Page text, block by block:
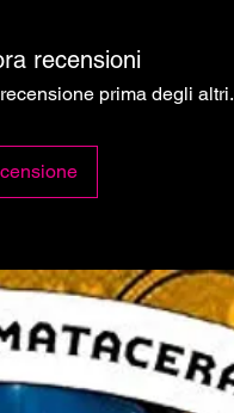
recensioni
prima degli altri.